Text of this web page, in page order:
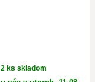
2 ks skladom